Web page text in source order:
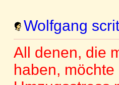
Wolfgang
All denen, die
haben,